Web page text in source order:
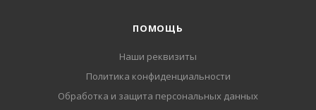
ПОМОЩЬ
Наши реквизиты
Политика конфиденциальности
Обработка и защита персональных данных